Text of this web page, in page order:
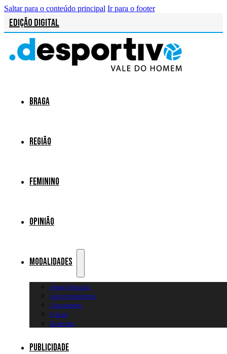
Saltar para o conteúdo principal Ir para o footer
Edição Digital
Braga
Região
Feminino
Opinião
Modalidades
Artes Marciais
Automobilismo
Canoagem
Futsal
Diversos
Publicidade